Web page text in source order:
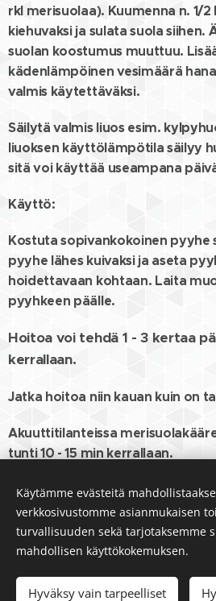
rkl merisuolaa). Kuumenna n. 1/
kiehuvaksi ja sulata suola siihen.
suolan koostumus muuttuu.
kädenlämpöinen vesimäärä
valmis käytettäväksi.
Säilytä valmis liuos esim.
liuoksen käyttölämpötila säilyy
sitä voi käyttää useampana
Käyttö:
Kostuta sopivankokoinen pyyhe
pyyhe lähes kuivaksi ja aseta
hoidettavaan kohtaan. Laita
pyyhkeen päälle.
Hoitoa voi tehdä 1 - 3 kertaa
kerrallaan.
Jatka hoitoa niin kauan kuin on
Akuuttitilanteissa
tunti 10 - 15 min kerrallaan.
Tanja Elo-
Perinteinen jäsenkorjaaja ja
Käytämme evästeitä
verkkosivustomme asianmukaisen
turvallisuuden sekä tarjotaksemme
mahdollisen käyttökokemuksen.
Hyväksy vain tarpeelliset